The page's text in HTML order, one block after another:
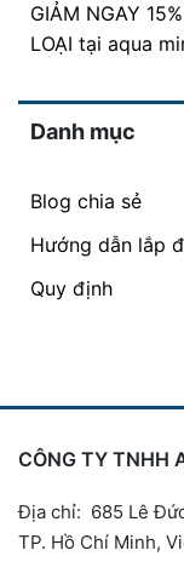
GIẢM NGAY
LOẠI tại aqua
Danh mục
Blog chia sẻ
Hướng dẫn lắp
Quy định
CÔNG TY TNHH
Địa chỉ: 685 Lê
TP. Hồ Chí Minh,